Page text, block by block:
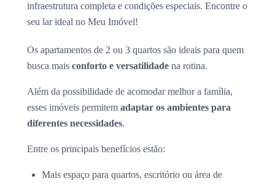
infraestrutura completa e condições especiais. Encontre o
seu lar ideal no Meu Imóvel!
Os apartamentos de 2 ou 3 quartos são ideais para quem
busca mais conforto e versatilidade na rotina.
Além da possibilidade de acomodar melhor a família,
esses imóveis permitem adaptar os ambientes para
diferentes necessidades.
Entre os principais benefícios estão:
Mais espaço para quartos, escritório ou área de